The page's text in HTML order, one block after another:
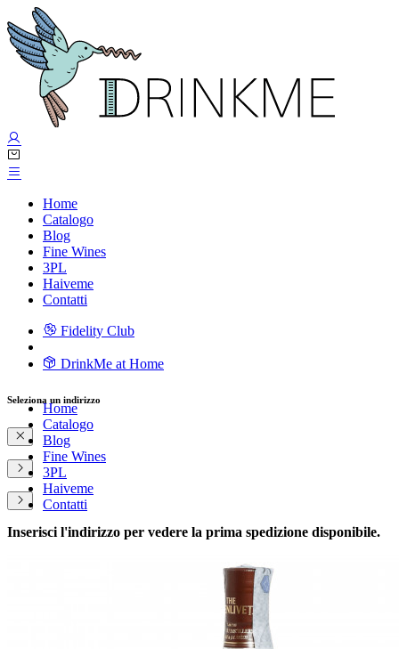
Home
Catalogo
Blog
Fine Wines
3PL
Haiveme
Contatti
Fidelity Club
DrinkMe at Home
Home
Catalogo
Blog
Fine Wines
3PL
Haiveme
Contatti
Seleziona un indirizzo
Inserisci l'indirizzo per vedere la prima spedizione disponibile.